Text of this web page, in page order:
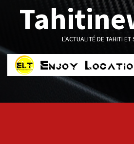
L'ACTUALITÉ DE TAHITI ET